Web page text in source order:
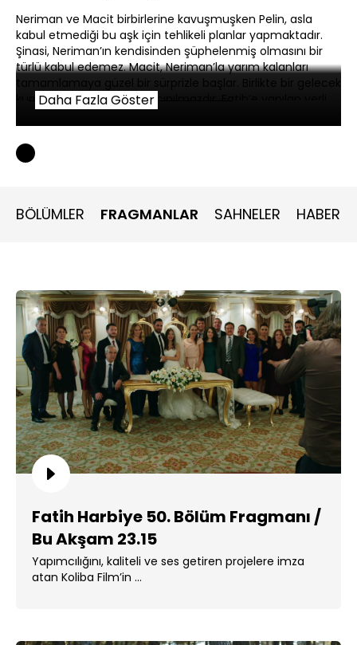
Neriman ve Macit birbirlerine kavuşmuşken Pelin, asla
kabul etmediği bu aşk için tehlikeli planlar yapmaktadır.
Şinasi, Neriman’ın kendisinden şüphelenmiş olmasını bir
türlü kabul edemez. Macit, Neriman’la yarım kalanları
tamamlamaya güzel bir sürprizle başlar. Birlikte bir gelecek
kurmak, onlar için artık kaçınılmazdır. Fatih’e yapılan yerli
çalacaktır.
Daha Fazla Göster
BÖLÜMLER FRAGMANLAR SAHNELER
Fatih Harbiye 50. Bölüm Fragmanı /
Bu Akşam 23.15
Yapımcılığını, kaliteli ve ses getiren projelere imza
atan Koliba Film’in ...